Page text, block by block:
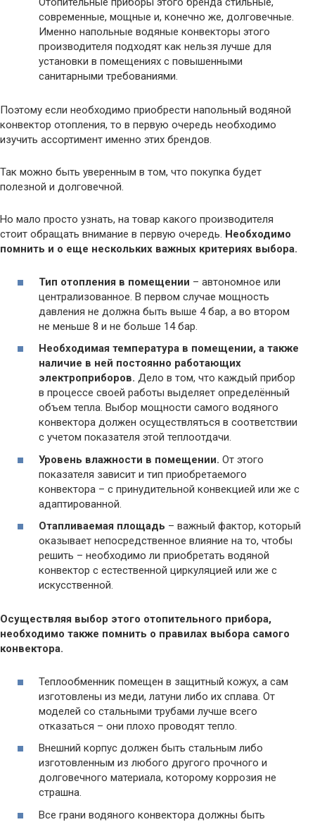
современные, мощные и, конечно же, долговечные.
Именно напольные водяные конвекторы этого
производителя подходят как нельзя лучше для
установки в помещениях с повышенными
санитарными требованиями.
Поэтому если необходимо приобрести напольный водяной
конвектор отопления, то в первую очередь необходимо
изучить ассортимент именно этих брендов.
Так можно быть уверенным в том, что покупка будет
полезной и долговечной.
Но мало просто узнать, на товар какого производителя
стоит обращать внимание в первую очередь. Необходимо
помнить и о еще нескольких важных критериях выбора.
Тип отопления в помещении – автономное или
централизованное. В первом случае мощность
давления не должна быть выше 4 бар, а во втором
не меньше 8 и не больше 14 бар.
Необходимая температура в помещении, а также
наличие в ней постоянно работающих
электроприборов. Дело в том, что каждый прибор
в процессе своей работы выделяет определённый
объем тепла. Выбор мощности самого водяного
конвектора должен осуществляться в соответствии
с учетом показателя этой теплоотдачи.
Уровень влажности в помещении. От этого
показателя зависит и тип приобретаемого
конвектора – с принудительной конвекцией или же с
адаптированной.
Отапливаемая площадь – важный фактор, который
оказывает непосредственное влияние на то, чтобы
решить – необходимо ли приобретать водяной
конвектор с естественной циркуляцией или же с
искусственной.
Осуществляя выбор этого отопительного прибора,
необходимо также помнить о правилах выбора самого
конвектора.
Теплообменник помещен в защитный кожух, а сам
изготовлены из меди, латуни либо их сплава. От
моделей со стальными трубами лучше всего
отказаться – они плохо проводят тепло.
Внешний корпус должен быть стальным либо
изготовленным из любого другого прочного и
долговечного материала, которому коррозия не
страшна.
Все грани водяного конвектора должны быть